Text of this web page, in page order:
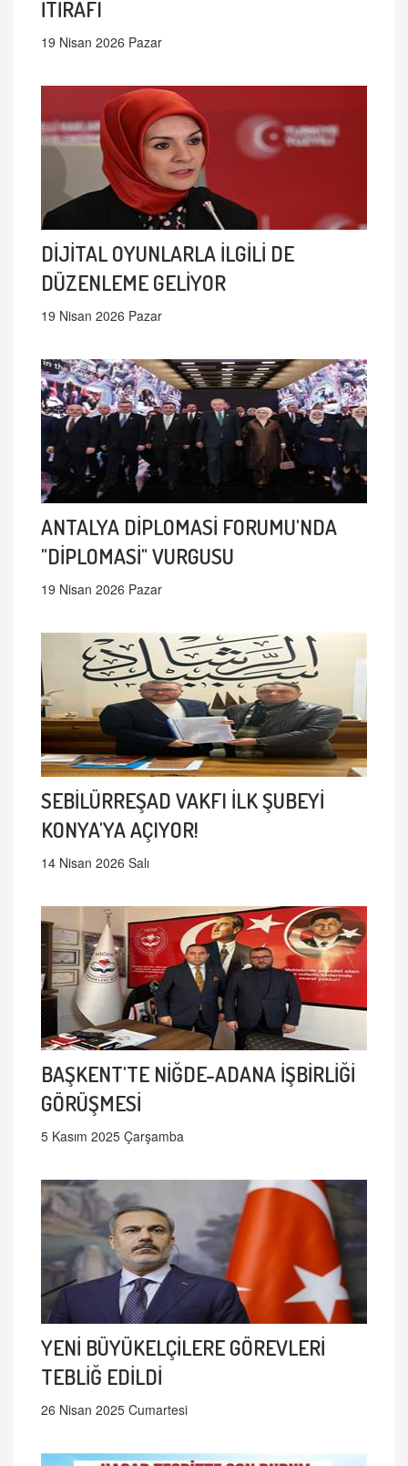
İTİRAFI
19 Nisan 2026 Pazar
DİJİTAL OYUNLARLA İLGİLİ DE
DÜZENLEME GELİYOR
19 Nisan 2026 Pazar
ANTALYA DİPLOMASİ FORUMU'NDA
"DİPLOMASİ" VURGUSU
19 Nisan 2026 Pazar
SEBİLÜRREŞAD VAKFI İLK ŞUBEYİ
KONYA'YA AÇIYOR!
14 Nisan 2026 Salı
BAŞKENT'TE NİĞDE-ADANA İŞBİRLİĞİ
GÖRÜŞMESİ
5 Kasım 2025 Çarşamba
YENİ BÜYÜKELÇİLERE GÖREVLERİ
TEBLİĞ EDİLDİ
26 Nisan 2025 Cumartesi